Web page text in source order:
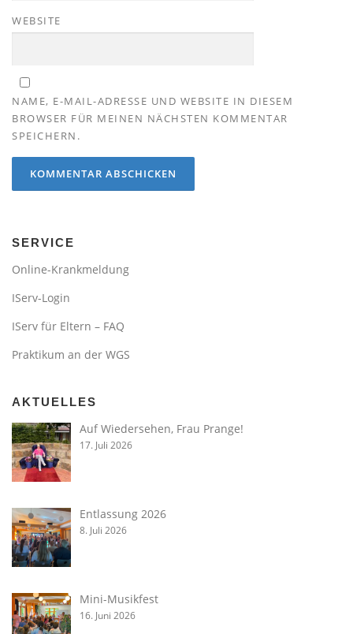
WEBSITE
NAME, E-MAIL-ADRESSE UND WEBSITE IN DIESEM
BROWSER FÜR MEINEN NÄCHSTEN KOMMENTAR
SPEICHERN.
SERVICE
Online-Krankmeldung
IServ-Login
IServ für Eltern – FAQ
Praktikum an der WGS
AKTUELLES
Auf Wiedersehen, Frau Prange!
17. Juli 2026
Entlassung 2026
8. Juli 2026
Mini-Musikfest
16. Juni 2026